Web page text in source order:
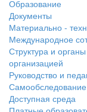
Образование
Документы
Материально -
Международное
Структура и
организацией
Руководство и
Самообследование
Доступная среда